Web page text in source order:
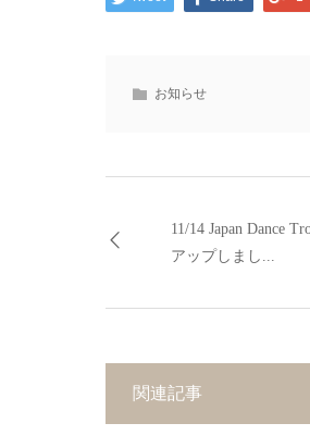
お知らせ
11/14 Japan Dance
アップしまし...
関連記事